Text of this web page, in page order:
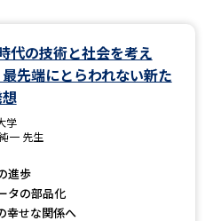
代の技術と社会を考え
先端にとらわれない新た
学
一 先生
進歩
タの部品化
幸せな関係へ